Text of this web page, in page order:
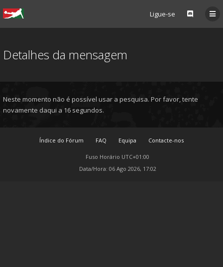
Ligue-se
Detalhes da mensagem
Neste momento não é possível usar a pesquisa. Por favor, tente
novamente daqui a 16 segundos.
Índice do Fórum FAQ Equipa Contacte-nos
Fuso Horário UTC+01:00
Data/Hora: 06 Ago 2026, 17:02